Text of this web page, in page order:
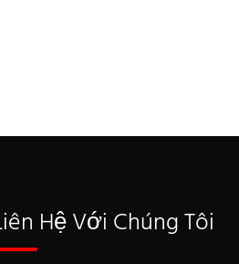
Hệ Với Chúng Tôi